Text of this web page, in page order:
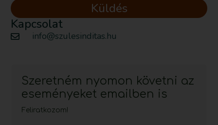
Küldés
Kapcsolat
info@szulesinditas.hu
Szeretném nyomon követni az
eseményeket emailben is
Feliratkozom!